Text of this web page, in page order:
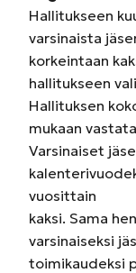
Hallitukseen
varsinaista
korkeintaan
hallitukseen
Hallituksen
mukaan
Varsinaiset
vuosittain
kaksi. Sama
varsinaiseksi
toimikaudeksi